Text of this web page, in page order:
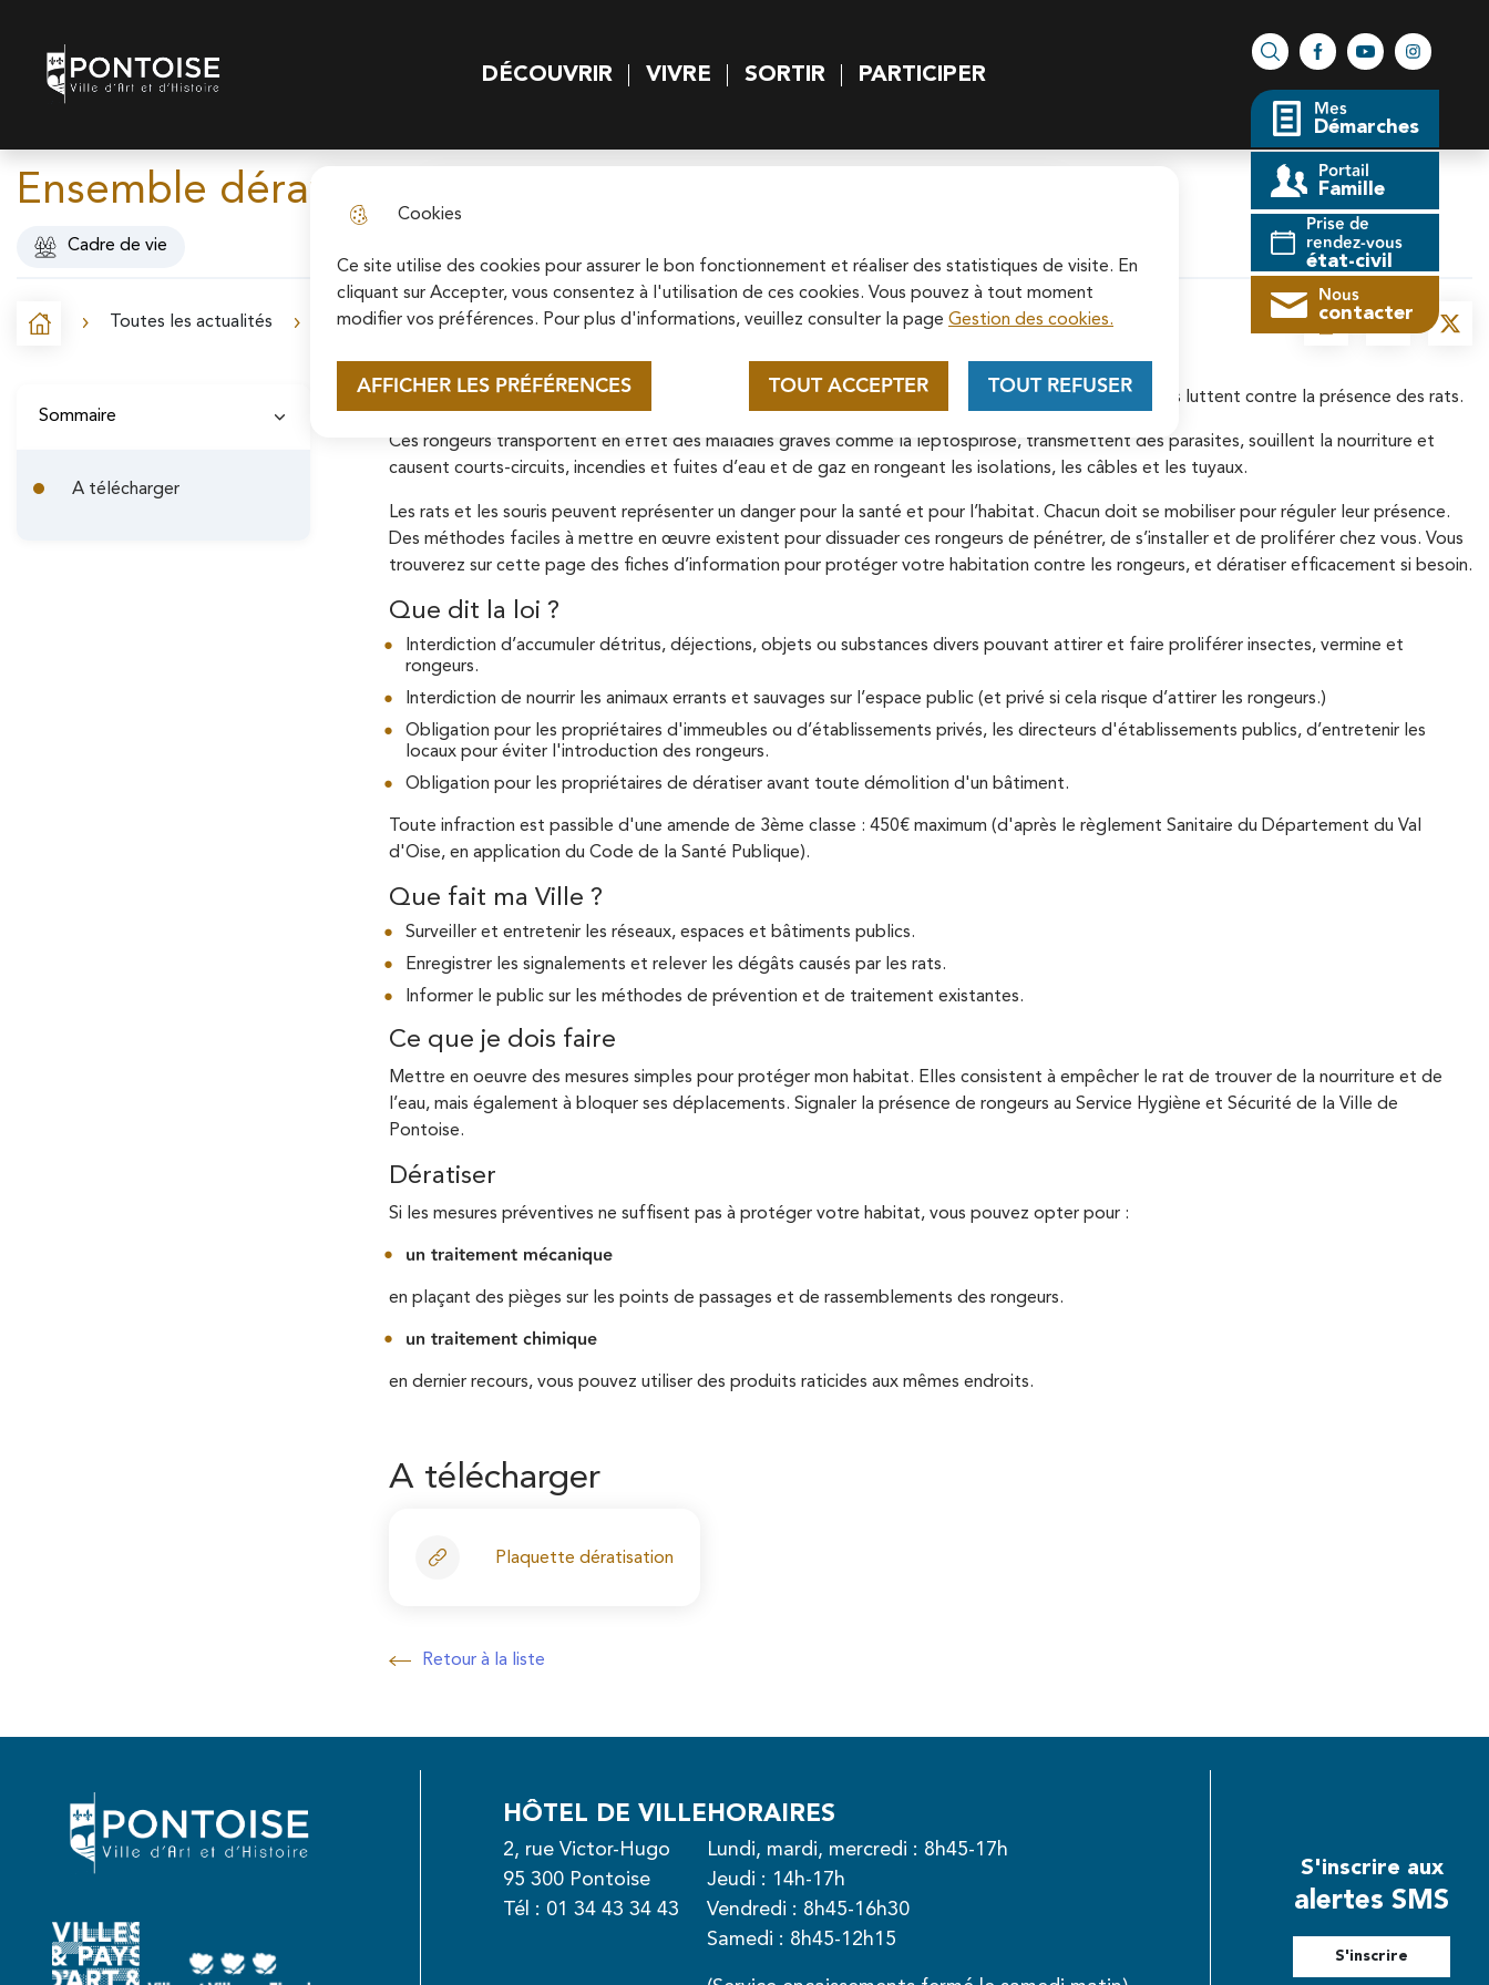
Cookies
Ce site utilise des cookies pour assurer le bon fonctionnement et réaliser des statistiques de visite. En
cliquant sur Accepter, vous consentez à l'utilisation de ces cookies. Vous pouvez à tout moment
modifier vos préférences. Pour plus d'informations, veuillez consulter la page Gestion des cookies.
AFFICHER LES PRÉFÉRENCES TOUT ACCEPTER TOUT REFUSER
Skip to menu
Cathédrale Saint-Maclou de
Pontoise
Soutenez la rénovation de la cathédrale
Saint-Maclou en vous connectant sur le
Pontoise | Ville d'art et d'histoire Menu principal
i
t
i
o
n
p
r
i
n
c
i
p
a
l
e
DÉCOUVRIR VIVRE SORTIR PARTICIPER
Rechercher sur le site
FacebookYouTubeInstagram
Mes
Démarches
Portail
Famille
Prise de
rendez-vous
état-civil
Nous
contacter
Ensemble dératisons !
Cadre de vie
FAccueil Toutes les actualités Ensemble dératisons ! ImprimerPartager la
Sommaire
A télécharger
Depuis plusieurs années, la Ville, la Communauté d’Agglomération, le SIARP et de nombreux bailleurs luttent contre la présence des rats.
Ces rongeurs transportent en effet des maladies graves comme la leptospirose, transmettent des parasites, souillent la nourriture et
causent courts-circuits, incendies et fuites d’eau et de gaz en rongeant les isolations, les câbles et les tuyaux.
Les rats et les souris peuvent représenter un danger pour la santé et pour l’habitat. Chacun doit se mobiliser pour réguler leur présence.
Des méthodes faciles à mettre en œuvre existent pour dissuader ces rongeurs de pénétrer, de s’installer et de proliférer chez vous. Vous
trouverez sur cette page des fiches d’information pour protéger votre habitation contre les rongeurs, et dératiser efficacement si besoin.
Que dit la loi ?
Interdiction d’accumuler détritus, déjections, objets ou substances divers pouvant attirer et faire proliférer insectes, vermine et
rongeurs.
Interdiction de nourrir les animaux errants et sauvages sur l’espace public (et privé si cela risque d’attirer les rongeurs.)
Obligation pour les propriétaires d'immeubles ou d’établissements privés, les directeurs d'établissements publics, d’entretenir les
locaux pour éviter l'introduction des rongeurs.
Obligation pour les propriétaires de dératiser avant toute démolition d'un bâtiment.
Toute infraction est passible d'une amende de 3ème classe : 450€ maximum (d'après le règlement Sanitaire du Département du Val
d'Oise, en application du Code de la Santé Publique).
Que fait ma Ville ?
Surveiller et entretenir les réseaux, espaces et bâtiments publics.
Enregistrer les signalements et relever les dégâts causés par les rats.
Informer le public sur les méthodes de prévention et de traitement existantes.
Ce que je dois faire
Mettre en oeuvre des mesures simples pour protéger mon habitat. Elles consistent à empêcher le rat de trouver de la nourriture et de
l’eau, mais également à bloquer ses déplacements. Signaler la présence de rongeurs au Service Hygiène et Sécurité de la Ville de
Pontoise.
Dératiser
Si les mesures préventives ne suffisent pas à protéger votre habitat, vous pouvez opter pour :
un traitement mécanique
en plaçant des pièges sur les points de passages et de rassemblements des rongeurs.
un traitement chimique
en dernier recours, vous pouvez utiliser des produits raticides aux mêmes endroits.
A télécharger
Plaquette dératisation
Retour à la liste
Retour à la liste
HÔTEL DE VILLE
2, rue Victor-Hugo
95 300 Pontoise
Tél : 01 34 43 34 43
HORAIRES
Lundi, mardi, mercredi : 8h45-17h
Jeudi : 14h-17h
Vendredi : 8h45-16h30
Samedi : 8h45-12h15
S'inscrire aux
alertes SMS
S'inscrire